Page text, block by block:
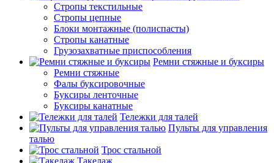
Стропы текстильные
Стропы цепные
Блоки монтажные (полиспасты)
Стропы канатные
Грузозахватные приспособления
Ремни стяжные и буксиры
Ремни стяжные
Фалы буксировочные
Буксиры ленточные
Буксиры канатные
Тележки для талей
Пульты для управления
талью
Трос стальной
Такелаж